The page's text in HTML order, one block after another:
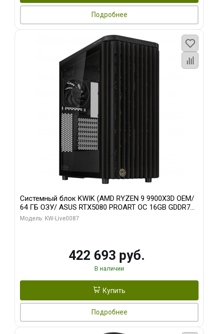
Подробнее
Системный блок KWIK (AMD RYZEN 9 9900X3D OEM/
64 ГБ ОЗУ/ ASUS RTX5080 PROART OC 16GB GDDR7
256bit Type-C DP 2/ 1 ТБ SSD)
Модель: KW-Live0087
422 693 руб.
В наличии
Купить
Подробнее